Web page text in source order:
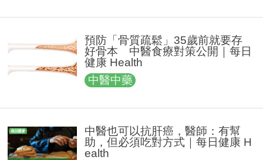
預防「骨質疏鬆」35歲前就要存
好骨本 中醫食療對策公開｜每日
健康 Health
中醫中藥
中醫也可以抗肝癌，醫師：有幫
助，但必須吃對方式｜每日健康 H
ealth